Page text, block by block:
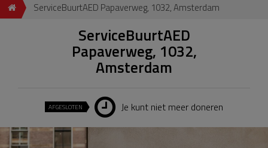
ServiceBuurtAED Papaverweg, 1032, Amsterdam
ServiceBuurtAED
Papaverweg, 1032,
Amsterdam
AFGESLOTEN Je kunt niet meer doneren